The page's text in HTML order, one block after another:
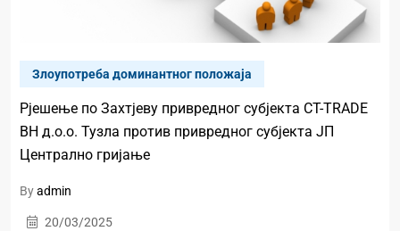
Злоупотреба доминантног положаја
Рјешење по Захтјеву привредног субјекта CT-TRADE
BH д.о.о. Тузла против привредног субјекта ЈП
Централно гријање
Byadmin
20/03/2025